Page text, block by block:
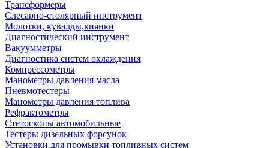
Трансформеры
Слесарно-столярный инструмент
Молотки, кувалды,киянки
Диагностический инструмент
Вакуумметры
Диагностика систем охлаждения
Компрессометры
Манометры давления масла
Пневмотестеры
Манометры давления топлива
Рефрактометры
Стетоскопы автомобильные
Тестеры дизельных форсунок
Установки для промывки топливных систем